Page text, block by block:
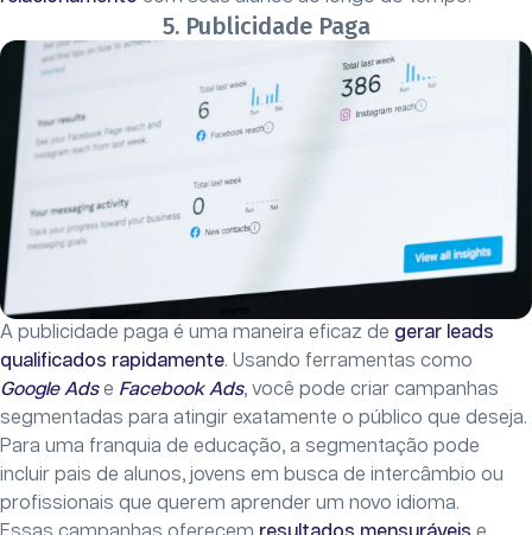
5. Publicidade Paga
A publicidade paga é uma maneira eficaz de gerar leads
qualificados rapidamente. Usando ferramentas como
Google Adse Facebook Ads, você pode criar campanhas
segmentadas para atingir exatamente o público que deseja.
Para uma franquia de educação, a segmentação pode
incluir pais de alunos, jovens em busca de intercâmbio ou
profissionais que querem aprender um novo idioma.